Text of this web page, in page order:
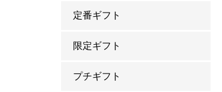
定番ギフト
限定ギフト
プチギフト